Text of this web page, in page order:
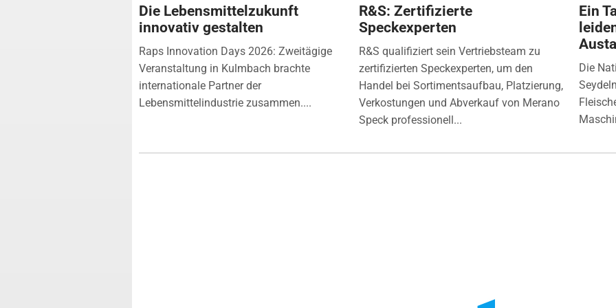
Die Lebensmittelzukunft
innovativ gestalten
Raps Innovation Days 2026: Zweitägige
Veranstaltung in Kulmbach brachte
internationale Partner der
Lebensmittelindustrie zusammen....
R&S: Zertifizierte
Speckexperten
R&S qualifiziert sein Vertriebsteam zu
zertifizierten Speckexperten, um den
Handel bei Sortimentsaufbau, Platzierung,
Verkostungen und Abverkauf von Merano
Speck professionell...
Ein
Die